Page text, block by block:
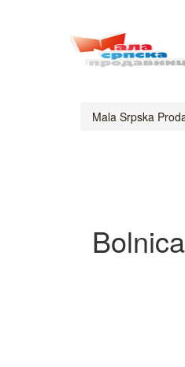
Mala Srpska